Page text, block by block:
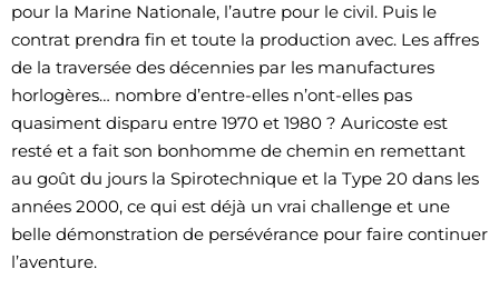
pour la Marine Nationale, l’autre pour le civil. Puis le
contrat prendra fin et toute la production avec. Les affres
de la traversée des décennies par les manufactures
horlogères… nombre d’entre-elles n’ont-elles pas
quasiment disparu entre 1970 et 1980 ? Auricoste est
resté et a fait son bonhomme de chemin en remettant
au goût du jours la Spirotechnique et la Type 20 dans les
années 2000, ce qui est déjà un vrai challenge et une
belle démonstration de persévérance pour faire continuer
l’aventure.